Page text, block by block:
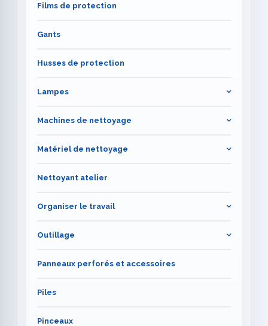
Films de protection
Gants
Husses de protection
Lampes
Machines de nettoyage
Matériel de nettoyage
Nettoyant atelier
Organiser le travail
Outillage
Panneaux perforés et accessoires
Piles
Pinceaux